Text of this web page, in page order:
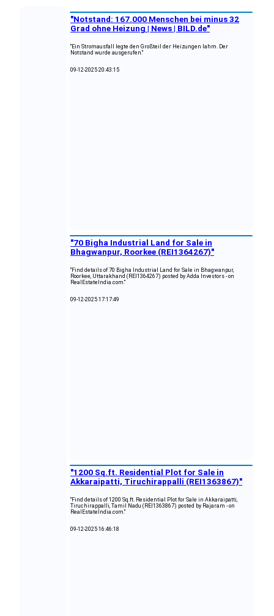
"Notstand: 167.000 Menschen bei minus 32
Grad ohne Heizung | News | BILD.de"
"Ein Stromausfall legte den Großteil der Heizungen lahm. Der
Notstand wurde ausgerufen."
09-12-2025 20:43:15
"70 Bigha Industrial Land for Sale in
Bhagwanpur, Roorkee (REI1364267)"
"Find details of 70 Bigha Industrial Land for Sale in Bhagwanpur,
Roorkee, Uttarakhand (REI1364267) posted by Adda Investors - on
RealEstateIndia.com."
09-12-2025 17:17:49
"1200 Sq.ft. Residential Plot for Sale in
Akkaraipatti, Tiruchirappalli (REI1363867)"
"Find details of 1200 Sq.ft. Residential Plot for Sale in Akkaraipatti,
Tiruchirappalli, Tamil Nadu (REI1363867) posted by Rajaram - on
RealEstateIndia.com."
09-12-2025 16:46:18